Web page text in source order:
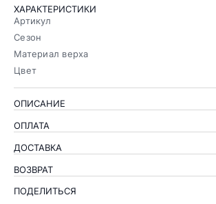
ХАРАКТЕРИСТИКИ
Артикул
Сезон
Материал верха
Цвет
ОПИСАНИЕ
ОПЛАТА
ДОСТАВКА
ВОЗВРАТ
ПОДЕЛИТЬСЯ